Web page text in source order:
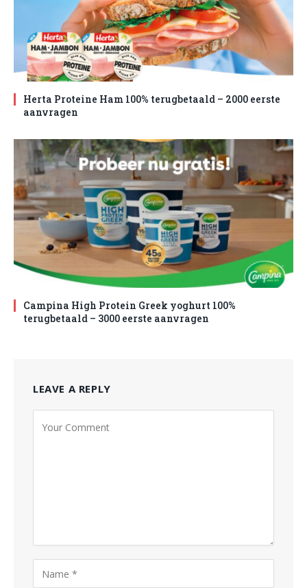
Herta Proteine Ham 100% terugbetaald – 2000 eerste
aanvragen
Campina High Protein Greek yoghurt 100%
terugbetaald – 3000 eerste aanvragen
LEAVE A REPLY